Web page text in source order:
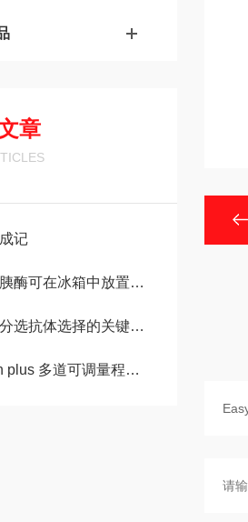
章
记
在冰箱中放置多长时间？
选抗体选择的关键要点
道可调量程移液器的操作步骤